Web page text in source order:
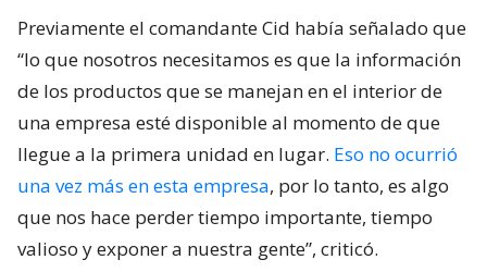
Previamente el comandante Cid había señalado que
“lo que nosotros necesitamos es que la información
de los productos que se manejan en el interior de
una empresa esté disponible al momento de que
llegue a la primera unidad en lugar. Eso no ocurrió
una vez más en esta empresa, por lo tanto, es algo
que nos hace perder tiempo importante, tiempo
valioso y exponer a nuestra gente”, criticó.